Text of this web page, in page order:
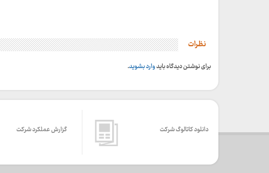
نظرات
برای نوشتن دیدگاه بایدوارد بشوید.
دانلود کاتالوگ شرکت گزارش عملکرد شرکت